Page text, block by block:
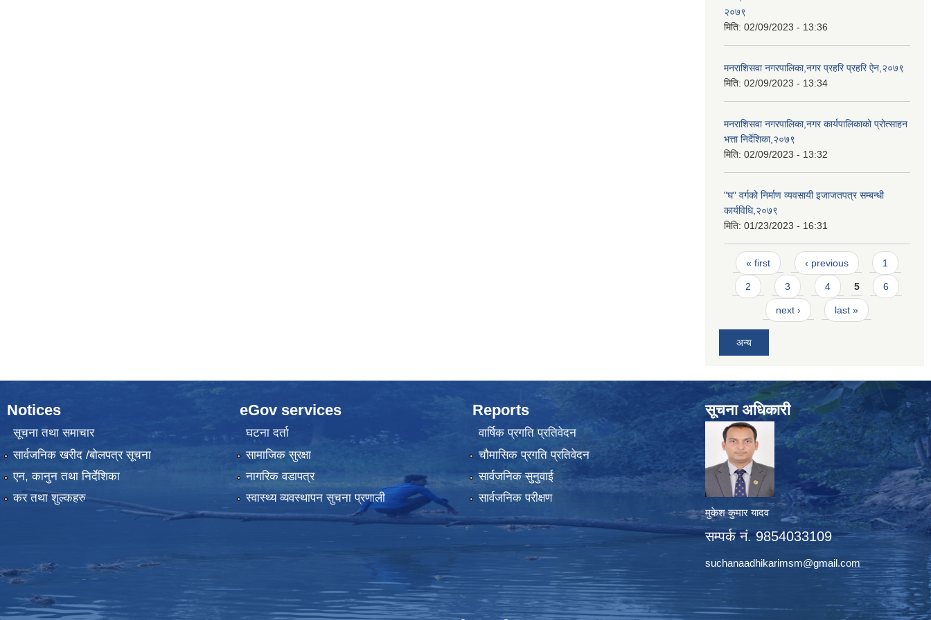
२०७९
मिति: 02/09/2023 - 13:36
मनराशिसवा नगरपालिका,नगर प्रहरि प्रहरि ऐन,२०७९
मिति: 02/09/2023 - 13:34
मनराशिसवा नगरपालिका,नगर कार्यपालिकाको प्रोत्साहन
भत्ता निर्देशिका,२०७९
मिति: 02/09/2023 - 13:32
"घ" वर्गको निर्माण व्यवसायी इजाजतपत्र सम्बन्धी
कार्यविधि,२०७९
मिति: 01/23/2023 - 16:31
Pages
« first ‹ previous 1
2 3 4 5 6
next › last »
अन्य
Notices
सूचना तथा समाचार
सार्वजनिक खरीद /बोलपत्र सूचना
एन, कानुन तथा निर्देशिका
कर तथा शुल्कहरु
eGov services
घटना दर्ता
सामाजिक सुरक्षा
नागरिक वडापत्र
स्वास्थ्य व्यवस्थापन सुचना प्रणाली
Reports
वार्षिक प्रगति प्रतिवेदन
चौमासिक प्रगति प्रतिवेदन
सार्वजनिक सुनुवाई
सार्वजनिक परीक्षण
सूचना अधिकारी
मुकेश कुमार यादव
सम्पर्क नं. 9854033109
suchanaadhikarimsm@gmail.com